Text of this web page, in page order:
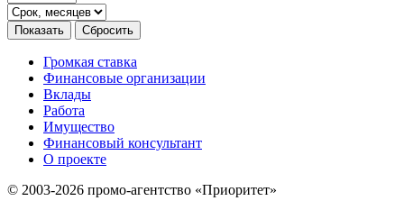
Громкая ставка
Финансовые организации
Вклады
Работа
Имущество
Финансовый консультант
О проекте
© 2003-2026 промо-агентство «Приоритет»